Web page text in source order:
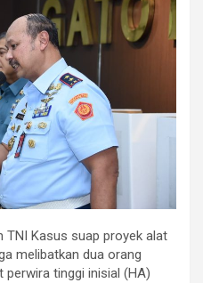
TNI Kasus suap proyek alat
melibatkan dua orang
tinggi inisial (HA)